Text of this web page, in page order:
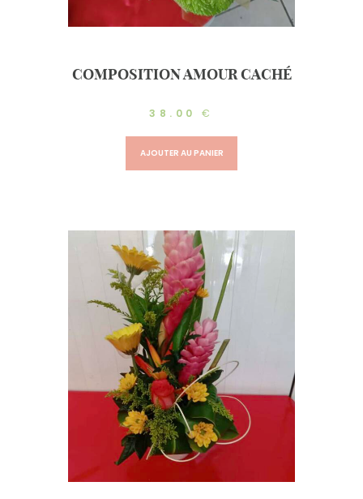
COMPOSITION AMOUR CACHÉ
38.00€
AJOUTER AU PANIER